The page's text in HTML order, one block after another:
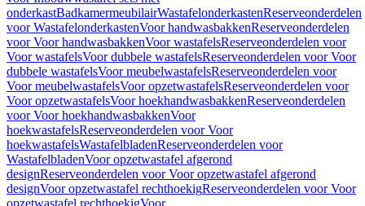
onderkastBadkamermeubilairWastafelonderkastenReserveonderdelen
voor WastafelonderkastenVoor handwasbakkenReserveonderdelen
voor Voor handwasbakkenVoor wastafelsReserveonderdelen voor
Voor wastafelsVoor dubbele wastafelsReserveonderdelen voor Voor
dubbele wastafelsVoor meubelwastafelsReserveonderdelen voor
Voor meubelwastafelsVoor opzetwastafelsReserveonderdelen voor
Voor opzetwastafelsVoor hoekhandwasbakkenReserveonderdelen
voor Voor hoekhandwasbakkenVoor
hoekwastafelsReserveonderdelen voor Voor
hoekwastafelsWastafelbladenReserveonderdelen voor
WastafelbladenVoor opzetwastafel afgerond
designReserveonderdelen voor Voor opzetwastafel afgerond
designVoor opzetwastafel rechthoekigReserveonderdelen voor Voor
opzetwastafel rechthoekigVoor